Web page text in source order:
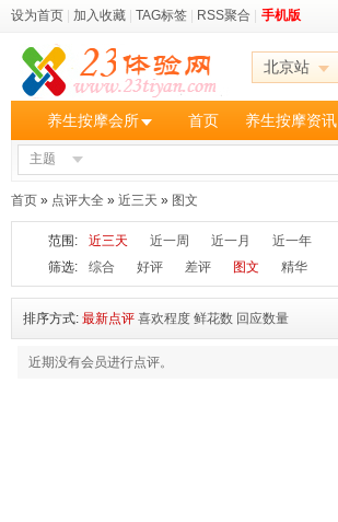
设为首页 加入收藏 TAG标签 RSS聚合 手机版
北京站
养生按摩会所 首页 养生按摩资讯
主题
首页 » 点评大全 » 近三天 » 图文
范围: 近三天 近一周 近一月
近一年
筛选:
综合 好评 差评 图文 精华
排序方式: 最新点评 喜欢程度 鲜花数 回应数量
近期没有会员进行点评。